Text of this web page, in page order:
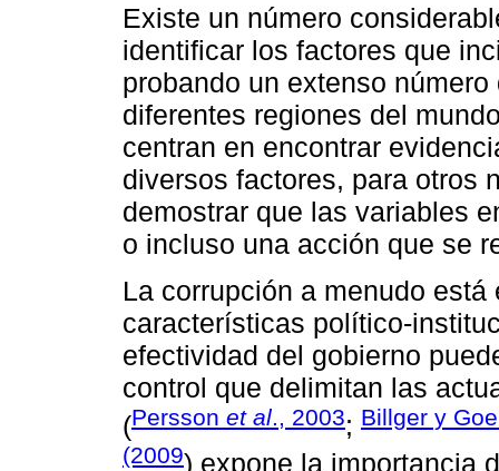
Existe un número
identificar los factores que
probando un extenso
diferentes regiones del
centran en encontrar
diversos factores, para otros
demostrar que las variables
o incluso una acción que se
La corrupción a menudo
características político-
efectividad del gobierno
control que delimitan las
(Persson et al., 2003; Billger y
(2009) expone la importancia